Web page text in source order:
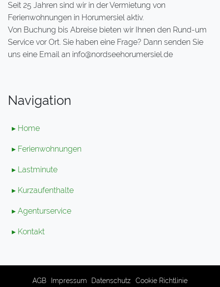
Seit 25 Jahren sind wir in der Vermietung von
Ferienwohnungen in Horumersiel aktiv.
Von Buchung bis Abreise bieten wir Ihnen den Rund-um
Service vor Ort. Sie haben eine Frage? Dann senden Sie
uns eine Email an info@nordseehorumersiel.de
Navigation
▸ Home
▸ Ferienwohnungen
▸ Lastminute
▸ Kurzaufenthalte
▸ Agenturservice
▸ Kontakt
AGB Impressum Datenschutz Cookie Richtlinie